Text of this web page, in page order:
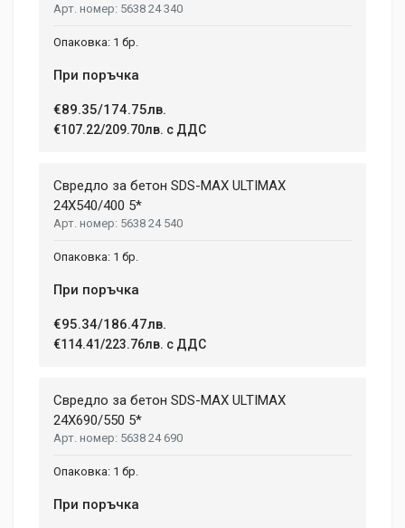
5638 24 340
1 бр.
При поръчка
€89.35/174.75лв.
€107.22/209.70лв. с ДДС
Свредло за бетон SDS-MAX ULTIMAX
24X540/400 5*
5638 24 540
1 бр.
При поръчка
€95.34/186.47лв.
€114.41/223.76лв. с ДДС
Свредло за бетон SDS-MAX ULTIMAX
24X690/550 5*
5638 24 690
1 бр.
При поръчка